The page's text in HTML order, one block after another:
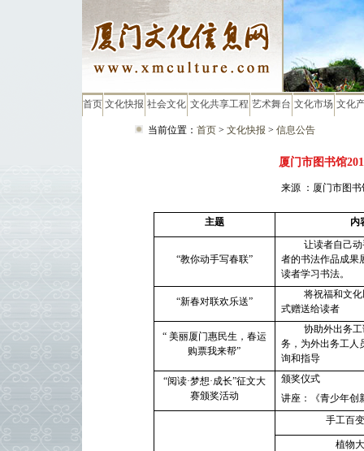
首页 文化快报 社会文化 文化共享工程 艺术舞台 文化市场 文化
当前位置： 首页> 文化快报 > 信息公告
厦门市图书馆
来源 ：厦门市图书
主题 内
“教你动手写春联”
让读者自己
者的书法作品成果
读者学习书法。
“新春对联欢乐送”
将祝福和文
式赠送给读者
“ 美丽厦门惠民生，春运
购票我来帮”
协助外出务
务，为外出务工人
询和指导
“阅读·梦想·成长”征文大
赛颁奖活动
颁奖仪式
讲座：《青少年创
手工百
植物